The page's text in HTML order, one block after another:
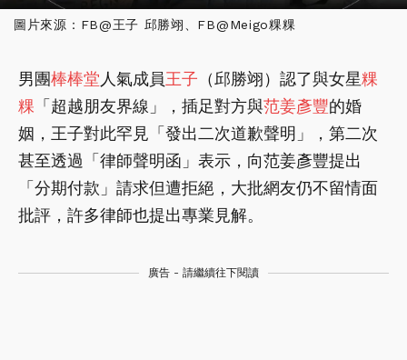
圖片來源：FB@王子 邱勝翊、FB@Meigo粿粿
男團棒棒堂 人氣成員王子 （邱勝翊）認了與女星粿
粿 「超越朋友界線」，插足對方與范姜彥豐的婚
姻，王子對此罕見「發出二次道歉聲明」，第二次
甚至透過「律師聲明函」表示，向范姜彥豐提出
「分期付款」請求但遭拒絕，大批網友仍不留情面
批評，許多律師也提出專業見解。
廣告 - 請繼續往下閱讀